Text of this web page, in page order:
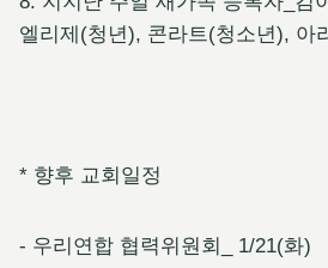
엘리제(청년), 콘라트(청소년), 아
* 향후 교회일정
- 우리연합 협력위원회_ 1/21(화)